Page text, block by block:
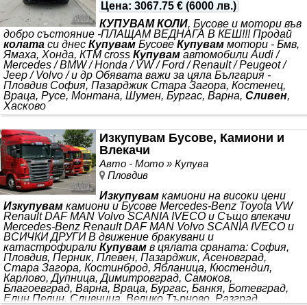
Цена: 3067.75 € (6000 лв.)
КУПУВАМ КОЛИ, Бусове и мотори във
добро състояние -ПЛАЩАМ ВЕДНАГА В КЕШ!!! Продай
колата си днес Купувам Бусове Купувам мотори - Бмв,
Ямаха, Хонда, КТМ cross Купувам автомобили Audi /
Mercedes / BMW / Honda / VW / Ford / Renault / Peugeot /
Jeep / Volvo / и др Обявата важи за цяла България -
Пловдив София, Пазарджик Стара Загора, Костенец,
Враца, Русе, Монтана, Шумен, Бургас, Варна, Сливен,
Хасково
Изкупувам Бусове, Камиони и
Влекачи
Авто - Мото » Купува
Пловдив
Изкупувам камиони на високи цени
Изкупувам камиони и Бусове Mercedes-Benz Toyota VW
Renault DAF MAN Volvo SCANIA IVECO и Също влекачи
Mercedes-Benz Renault DAF MAN Volvo SCANIA IVECO и
ВСИЧКИ ДРУГИ В движение бракувани и
катастрофирали Купувам в цялата сраната: София,
Пловдив, Перник, Плевен, Пазарджик, Асеновград,
Стара Загора, Костинброд, Ябланица, Кюстендил,
Карлово, Дупница, Димитровград, Самоков,
Благоевград, Варна, Враца, Бургас, Банкя, Ботевград,
Елин Пелин, Сливница, Велико Търново, Разград,